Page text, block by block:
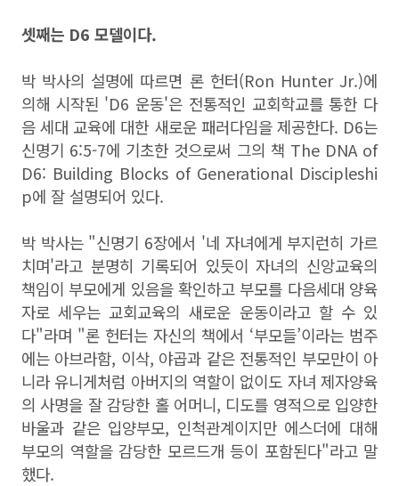
셋째는 D6 모델이다.
박 박사의 설명에 따르면 론 헌터(Ron Hunter Jr.)에
의해 시작된 'D6운동'은 전통적인 교회학교를 통한 다
음 세대 교육에 대한 새로운 패러다임을 제공한다. D6는
신명기 6:5-7에 기초한 것으로써 그의 책 The DNA of
D6: Building Blocks of Generational Discipleshi
p에 잘 설명되어 있다.
박 박사는 "신명기 6장에서 '네 자녀에게 부지런히 가르
치며'라고 분명히 기록되어 있듯이 자녀의 신앙교육의
책임이 부모에게 있음을 확인하고 부모를 다음세대 양육
자로 세우는 교회교육의 새로운 운동이라고 할 수 있
다"라며 "론 헌터는 자신의 책에서 ‘부모들’이라는 범주
에는 아브라함, 이삭, 야곱과 같은 전통적인 부모만이 아
니라 유니게처럼 아버지의 역할이 없이도 자녀 제자양육
의 사명을 잘 감당한 홀 어머니, 디도를 영적으로 입양한
바울과 같은 입양부모, 인척관계이지만 에스더에 대해
부모의 역할을 감당한 모르드개 등이 포함된다"라고 말
했다.